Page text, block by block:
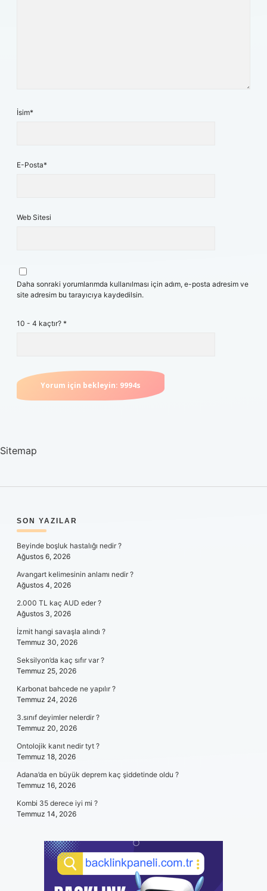
İsim*
E-Posta*
Web Sitesi
Daha sonraki yorumlarımda kullanılması için adım, e-posta adresim ve
site adresim bu tarayıcıya kaydedilsin.
10 - 4 kaçtır? *
Sitemap
SIDEBAR
SON YAZILAR
Beyinde boşluk hastalığı nedir ?
Ağustos 6, 2026
Avangart kelimesinin anlamı nedir ?
Ağustos 4, 2026
2.000 TL kaç AUD eder ?
Ağustos 3, 2026
İzmit hangi savaşla alındı ?
Temmuz 30, 2026
Seksilyon’da kaç sıfır var ?
Temmuz 25, 2026
Karbonat bahcede ne yapılır ?
Temmuz 24, 2026
3.sınıf deyimler nelerdir ?
Temmuz 20, 2026
Ontolojik kanıt nedir tyt ?
Temmuz 18, 2026
Adana’da en büyük deprem kaç şiddetinde oldu ?
Temmuz 16, 2026
Kombi 35 derece iyi mi ?
Temmuz 14, 2026